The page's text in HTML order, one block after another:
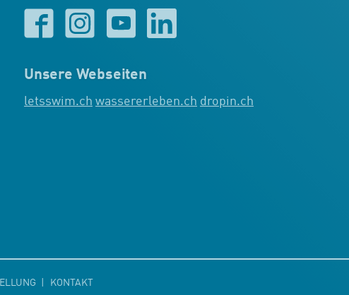
Unsere Webseiten
letsswim.ch wassererleben.ch dropin.ch
KONTAKT